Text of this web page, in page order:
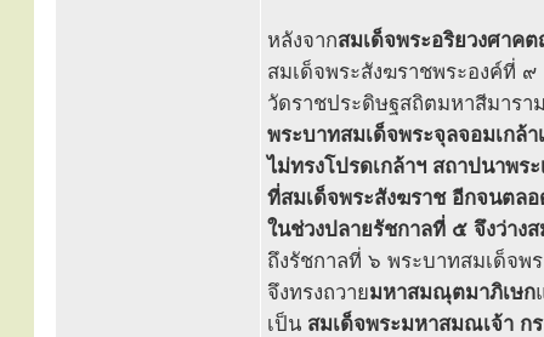
หลังจากสมเด็จพระอริยวงศาค
สมเด็จพระสังฆราชพระองค์ที่
วัดราชประดิษฐสถิตมหาสีมาร
พระบาทสมเด็จพระจุลจอมเกล้
ไม่ทรงโปรดเกล้าฯ สถาปนาพร
ที่สมเด็จพระสังฆราช อีกจนตล
ในช่วงปลายรัชกาลที่ ๕ จึงว่าง
ถึงรัชกาลที่ ๖ พระบาทสมเด็จพ
จึงทรงถวายมหาสมณุตมาภิเษก
เป็น สมเด็จพระมหาสมณเจ้า ก